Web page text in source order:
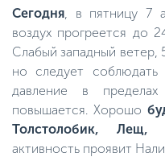
Сегодня, в пятницу 7
воздух прогреется до
Слабый западный ветер,
но следует
давление в
повышается. Хорошо
Толстолобик, Лещ,
активность проявит